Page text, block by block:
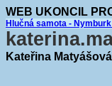
WEB UKONCIL
Hlučná samota -
Kateřina Matyášová